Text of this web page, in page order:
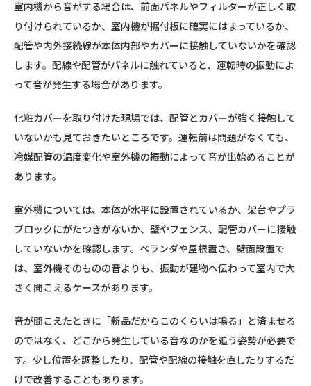
室内機から音がする場合は、前面パネルやフィルターが正しく取
り付けられているか、室内機が据付板に確実にはまっているか、
配管や内外接続線が本体内部やカバーに接触していないかを確認
します。配線や配管がパネルに触れていると、運転時の振動によ
って音が発生する場合があります。
化粧カバーを取り付けた現場では、配管とカバーが強く接触して
いないかも見ておきたいところです。運転前は問題がなくても、
冷媒配管の温度変化や室外機の振動によって音が出始めることが
あります。
室外機については、本体が水平に設置されているか、架台やプラ
ブロックにがたつきがないか、壁やフェンス、配管カバーに接触
していないかを確認します。ベランダや屋根置き、壁面設置で
は、室外機そのものの音よりも、振動が建物へ伝わって室内で大
きく聞こえるケースがあります。
音が聞こえたときに「新品だからこのくらいは鳴る」と済ませる
のではなく、どこから発生している音なのかを追う姿勢が必要で
す。少し位置を調整したり、配管や配線の接触を直したりするだ
けで改善することもあります。